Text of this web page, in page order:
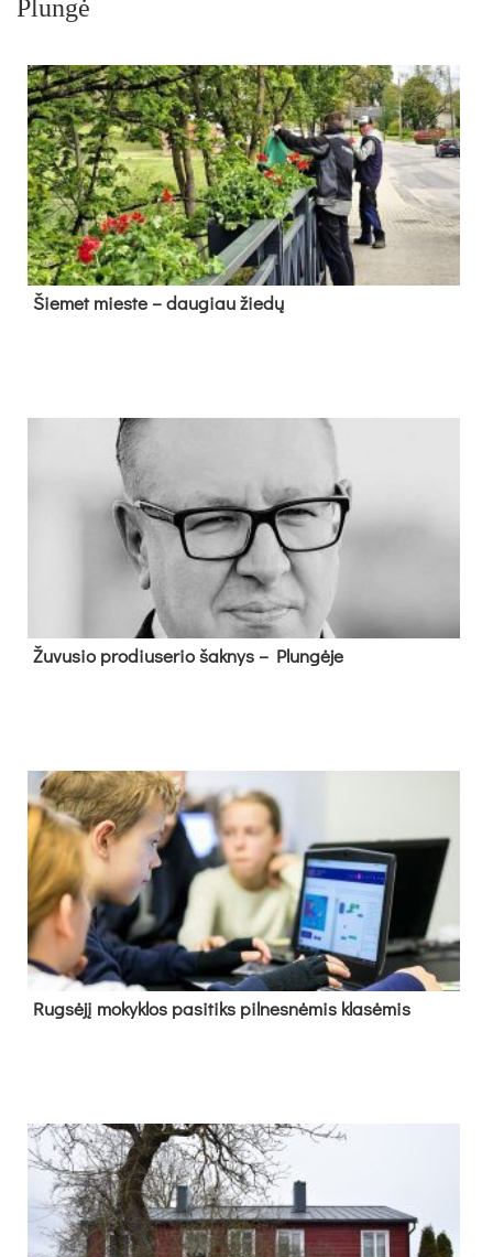
Plungė
Šie­met mies­te – dau­giau žie­dų
Žu­vu­sio pro­diu­se­rio šak­nys – Plun­gė­je
Rug­sė­jį mo­kyk­los pa­si­tiks pil­nes­nė­mis kla­sė­mis